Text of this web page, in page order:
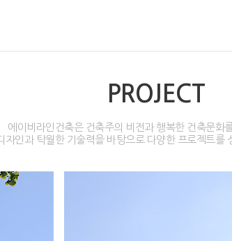
PROJECT
에이비라인건축은 건축주의 비전과 행복한 건축문화
자인과 탁월한 기술력을 바탕으로 다양한 프로젝트를